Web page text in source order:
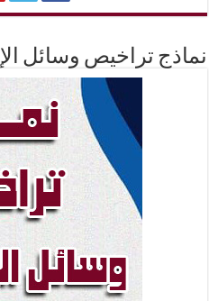
نماذج تراخيص وسائل